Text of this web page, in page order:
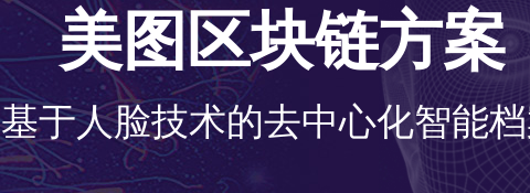
美图区块链方案
基于人脸技术的去中心化智能档